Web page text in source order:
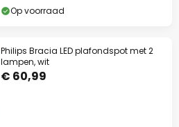
Op voorraad
Philips Bracia LED plafondspot met 2
lampen, wit
€ 60,99